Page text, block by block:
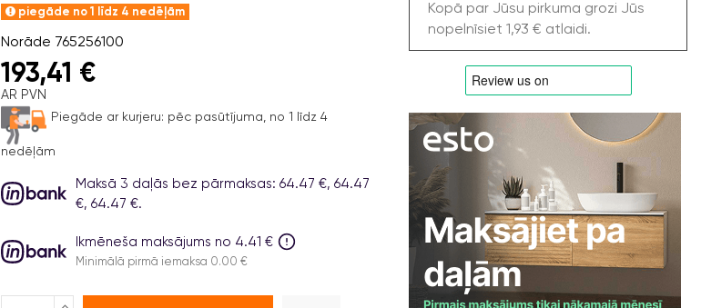
piegāde no 1 līdz 4 nedēļām
Norāde 765256100
193,41 €
AR PVN
Piegāde ar kurjeru: pēc pasūtījuma, no 1 līdz 4
nedēļām
Maksā 3 daļās bez pārmaksas: 64.47 €, 64.47
€, 64.47 €.
Ikmēneša maksājums no 4.41 €
Minimālā pirmā iemaksa 0.00 €
Kopā par Jūsu pirkuma grozi Jūs
nopelnīsiet 1,93 € atlaidi.